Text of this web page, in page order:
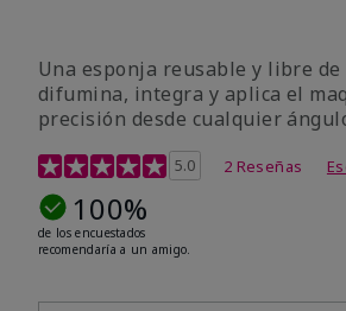
Una esponja reusable y libre de
difumina, integra y aplica el
precisión desde cualquier
Calificación de clientes de 5 de 5
5.0 2 Reseñas
100%
de los encuestados
recomendaría a un amigo.